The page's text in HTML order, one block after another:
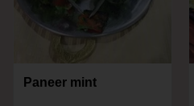
Paneer mint